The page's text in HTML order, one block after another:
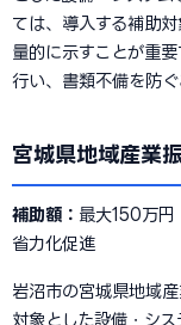
ては、導入する補助
量的に示すことが重
行い、書類不備を防ぐ
宮城県地域産業
補助額： 最大150万
省力化促進
岩沼市の宮城県地域
対象とした設備・シ